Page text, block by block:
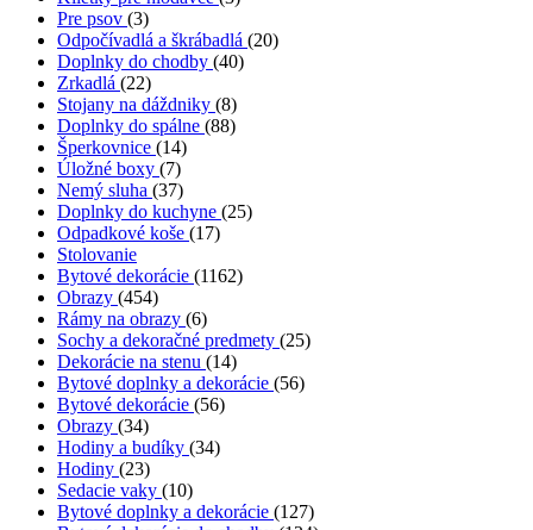
Pre psov (3)
Odpočívadlá a škrábadlá (20)
Doplnky do chodby (40)
Zrkadlá (22)
Stojany na dáždniky (8)
Doplnky do spálne (88)
Šperkovnice (14)
Úložné boxy (7)
Nemý sluha (37)
Doplnky do kuchyne (25)
Odpadkové koše (17)
Stolovanie
Bytové dekorácie (1162)
Obrazy (454)
Rámy na obrazy (6)
Sochy a dekoračné predmety (25)
Dekorácie na stenu (14)
Bytové doplnky a dekorácie (56)
Bytové dekorácie (56)
Obrazy (34)
Hodiny a budíky (34)
Hodiny (23)
Sedacie vaky (10)
Bytové doplnky a dekorácie (127)